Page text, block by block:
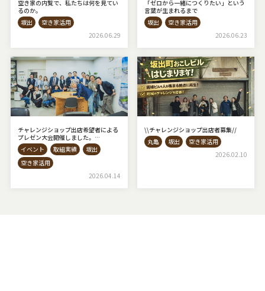
空き家の内覧で、私たちは何を見てい
るのか。
坂出
空き家活用
2026.06.29
「ゼロから一緒につくりたい」という
言葉が生まれるまで
坂出
空き家活用
2026.06.23
チャレンジショップ出店希望者による
プレゼン大会開催しました。
◇AKIYAto BASE◇
イベント 取組実績
坂出
空き家活用
2026.04.14
\\チャレンジショップ出店者募集⁡//
丸亀
坂出
空き家活用
2026.02.10